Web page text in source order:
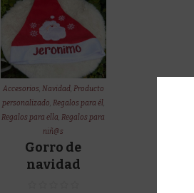
Accesorios, Navidad, Producto
personalizado, Regalos para él,
Regalos para ella,Regalos para
niñ@s
Gorro de
navidad